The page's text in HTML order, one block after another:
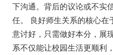
下沟通。背后的议论或不实
任。 良好师生关系的核心
意讨好，只需做好本分，展
系不仅能让校园生活更顺利